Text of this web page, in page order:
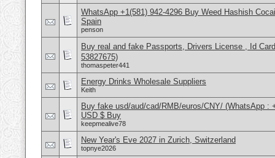
WhatsApp +1(581) 942-4296 Buy Weed Hashish
Spain
penson
Buy real and fake Passports, Drivers License , Id
53827675)
thomaspeter441
Energy Drinks Wholesale Suppliers
Keith
Buy fake usd/aud/cad/RMB/euros/CNY/ (WhatsApp :
USD $ Buy
keepmealive78
New Year's Eve 2027 in Zurich, Switzerland
topnye2026